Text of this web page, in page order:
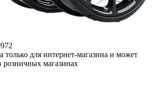
только для интернет-магазина и может
розничных магазинах